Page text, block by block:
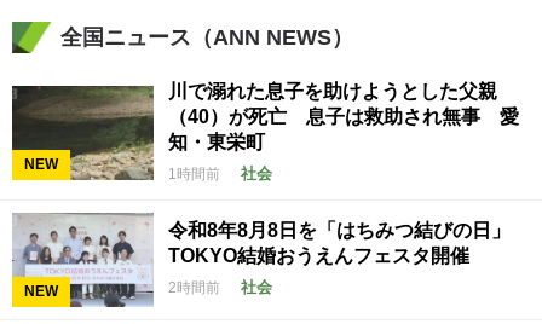
全国ニュース（ANN NEWS）
NEW
川で溺れた息子を助けようとした父親
（40）が死亡 息子は救助され無事 愛
知・東栄町
1時間前 社会
NEW
令和8年8月8日を「はちみつ結びの日」
TOKYO結婚おうえんフェスタ開催
2時間前 社会